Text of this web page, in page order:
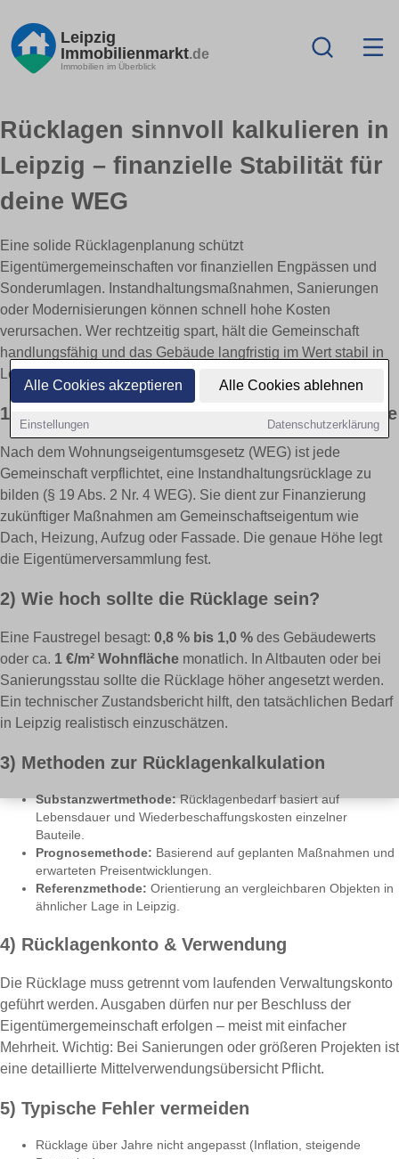
Alle Cookies akzeptieren Alle Cookies ablehnen
Einstellungen Datenschutzerklärung
Leipzig
Immobilienmarkt.de
Immobilien im Überblick
Rücklagen sinnvoll kalkulieren in
Leipzig – finanzielle Stabilität für
deine WEG
Eine solide Rücklagenplanung schützt
Eigentümergemeinschaften vor finanziellen Engpässen und
Sonderumlagen. Instandhaltungsmaßnahmen, Sanierungen
oder Modernisierungen können schnell hohe Kosten
verursachen. Wer rechtzeitig spart, hält die Gemeinschaft
handlungsfähig und das Gebäude langfristig im Wert stabil in
Leipzig.
1) Gesetzliche Grundlagen & Ziel der Rücklage
Nach dem Wohnungseigentumsgesetz (WEG) ist jede
Gemeinschaft verpflichtet, eine Instandhaltungsrücklage zu
bilden (§ 19 Abs. 2 Nr. 4 WEG). Sie dient zur Finanzierung
zukünftiger Maßnahmen am Gemeinschaftseigentum wie
Dach, Heizung, Aufzug oder Fassade. Die genaue Höhe legt
die Eigentümerversammlung fest.
2) Wie hoch sollte die Rücklage sein?
Eine Faustregel besagt: 0,8 % bis 1,0 % des Gebäudewerts
oder ca. 1 €/m² Wohnfläche monatlich. In Altbauten oder bei
Sanierungsstau sollte die Rücklage höher angesetzt werden.
Ein technischer Zustandsbericht hilft, den tatsächlichen Bedarf
in Leipzig realistisch einzuschätzen.
3) Methoden zur Rücklagenkalkulation
Substanzwertmethode:Rücklagenbedarf basiert auf
Lebensdauer und Wiederbeschaffungskosten einzelner
Bauteile.
Prognosemethode: Basierend auf geplanten Maßnahmen und
erwarteten Preisentwicklungen.
Referenzmethode: Orientierung an vergleichbaren Objekten in
ähnlicher Lage in Leipzig.
4) Rücklagenkonto & Verwendung
Die Rücklage muss getrennt vom laufenden Verwaltungskonto
geführt werden. Ausgaben dürfen nur per Beschluss der
Eigentümergemeinschaft erfolgen – meist mit einfacher
Mehrheit. Wichtig: Bei Sanierungen oder größeren Projekten ist
eine detaillierte Mittelverwendungsübersicht Pflicht.
5) Typische Fehler vermeiden
Rücklage über Jahre nicht angepasst (Inflation, steigende